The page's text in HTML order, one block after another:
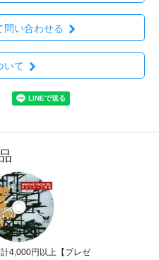
問い合わせる
いて
計4,000円以上【プレゼ